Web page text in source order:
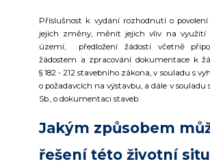
Příslušnost k vydání rozhodnutí o
jejich změny, měnit jejich vliv na
území, předložení žádosti včetně
žádostem a zpracování dokumentace k
§ 182 - 212 stavebního zákona, v souladu s
o požadavcích na výstavbu, a dále v souladu
Sb., o dokumentaci staveb.
Jakým způsobem
řešení této životní